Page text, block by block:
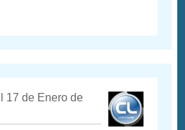
17 de Enero de